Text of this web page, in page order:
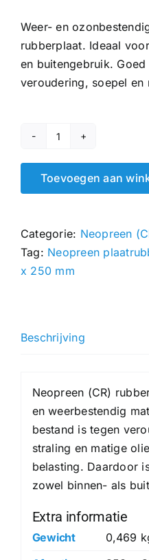
Weer- en
rubberplaat. Ideaal
en buitengebruik.
veroudering, soepel
Neopreen
plaatrubber
(CR)
|
250
x
Toevoegen aan
Categorie: Neopreen
Tag: Neopreen
x 250 mm
Beschrijving
Neopreen (CR)
en weerbestendig
bestand is tegen
straling en matige
belasting. Daardoor
zowel binnen- als
Extra informatie
Gewicht
0,469